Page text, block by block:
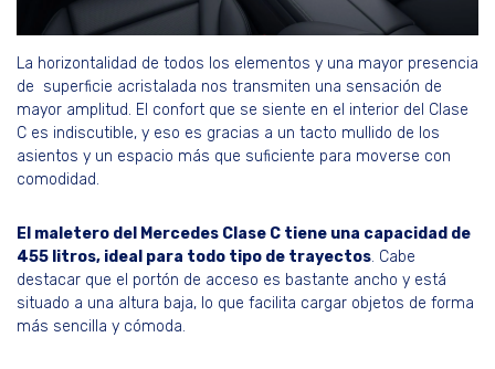
La horizontalidad de todos los elementos y una mayor presencia
de superficie acristalada nos transmiten una sensación de
mayor amplitud. El confort que se siente en el interior del Clase
C es indiscutible, y eso es gracias a un tacto mullido de los
asientos y un espacio más que suficiente para moverse con
comodidad.
El maletero del Mercedes Clase C tiene una capacidad de
455 litros, ideal para todo tipo de trayectos. Cabe
destacar que el portón de acceso es bastante ancho y está
situado a una altura baja, lo que facilita cargar objetos de forma
más sencilla y cómoda.